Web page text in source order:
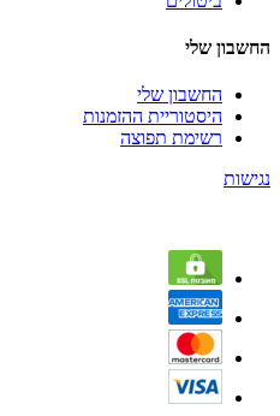
החשבון שלי
החשבון שלי
היסטוריית ההזמנות
רשימת תפוצה
נגישות